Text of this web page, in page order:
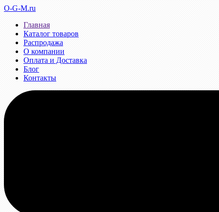
O-G-M.ru
Главная
Каталог товаров
Распродажа
О компании
Оплата и Доставка
Блог
Контакты